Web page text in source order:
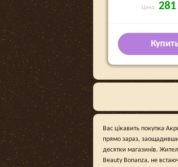
Цена: 281
Вас цікавить покупка
прямо зараз, заощадивши
десятки магазинів.
Beauty Bonanza, не